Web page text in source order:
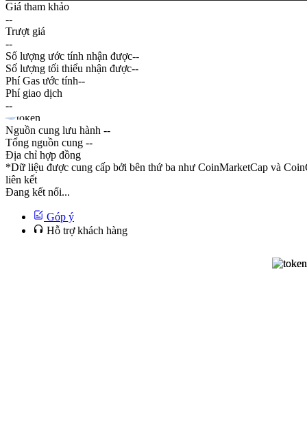
Giá tham khảo
--
Trượt giá
--
Số lượng ước tính nhận được--
Số lượng tối thiểu nhận được--
Phí Gas ước tính--
Phí giao dịch
--
Nguồn cung lưu hành --
Tổng nguồn cung --
Địa chỉ hợp đồng
*Dữ liệu được cung cấp bởi bên thứ ba như CoinMarketCap và
liên kết
Đang kết nối...
Góp ý
Hỗ trợ khách hàng